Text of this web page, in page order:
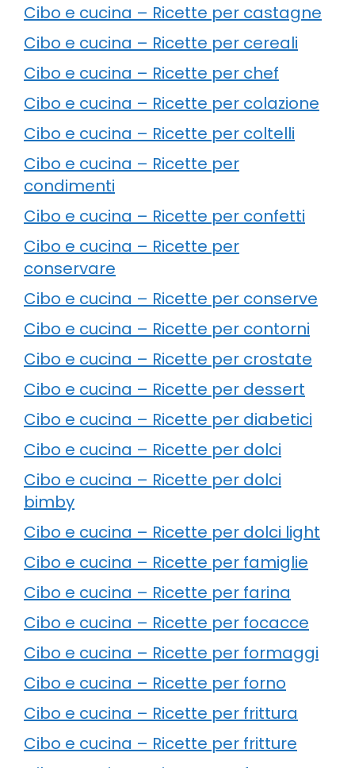
Cibo e cucina – Ricette per castagne
Cibo e cucina – Ricette per cereali
Cibo e cucina – Ricette per chef
Cibo e cucina – Ricette per colazione
Cibo e cucina – Ricette per coltelli
Cibo e cucina – Ricette per
condimenti
Cibo e cucina – Ricette per confetti
Cibo e cucina – Ricette per
conservare
Cibo e cucina – Ricette per conserve
Cibo e cucina – Ricette per contorni
Cibo e cucina – Ricette per crostate
Cibo e cucina – Ricette per dessert
Cibo e cucina – Ricette per diabetici
Cibo e cucina – Ricette per dolci
Cibo e cucina – Ricette per dolci
bimby
Cibo e cucina – Ricette per dolci light
Cibo e cucina – Ricette per famiglie
Cibo e cucina – Ricette per farina
Cibo e cucina – Ricette per focacce
Cibo e cucina – Ricette per formaggi
Cibo e cucina – Ricette per forno
Cibo e cucina – Ricette per frittura
Cibo e cucina – Ricette per fritture